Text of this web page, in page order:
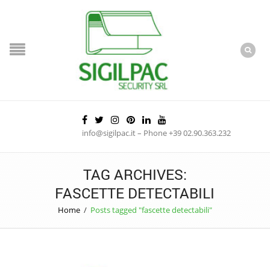
info@sigilpac.it – Phone +39 02.90.363.232
TAG ARCHIVES:
FASCETTE DETECTABILI
Home / Posts tagged "fascette detectabili"